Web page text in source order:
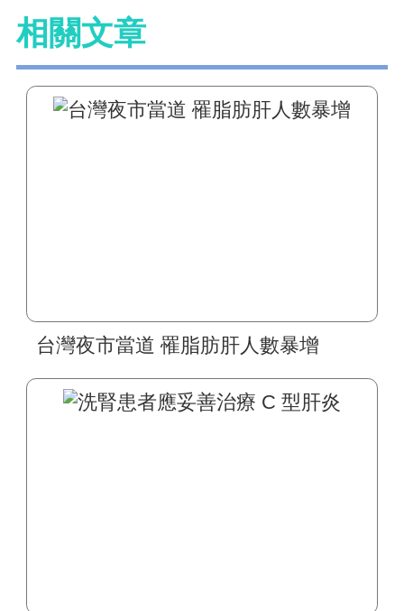
相關文章
台灣夜市當道 罹脂肪肝人數暴增